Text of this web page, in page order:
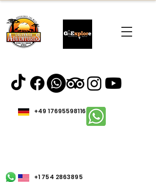
+49 17695598116
+1 754 2863895